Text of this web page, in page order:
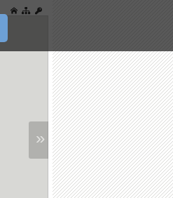
»